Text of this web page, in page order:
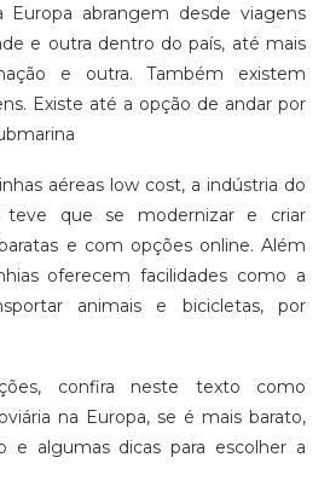
abrangem desde viagens
e outra dentro do país, até mais
e outra. Também existem
Existe até a opção de andar por
aéreas low cost, a indústria do
teve que se modernizar e criar
e com opções online. Além
oferecem facilidades como a
animais e bicicletas, por
confira neste texto como
na Europa, se é mais barato,
e algumas dicas para escolher a